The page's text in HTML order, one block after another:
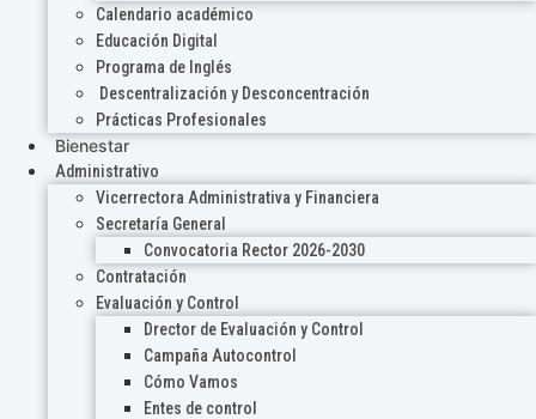
Calendario académico
Educación Digital
Programa de Inglés
Descentralización y Desconcentración
Prácticas Profesionales
Bienestar
Administrativo
Vicerrectora Administrativa y Financiera
Secretaría General
Convocatoria Rector 2026-2030
Contratación
Evaluación y Control
Drector de Evaluación y Control
Campaña Autocontrol
Cómo Vamos
Entes de control